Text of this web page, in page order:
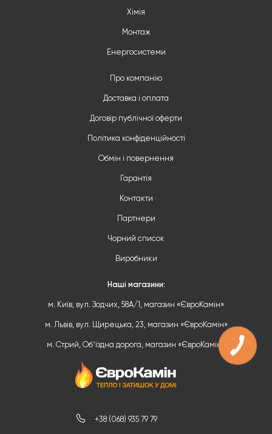
+38 (068) 935 79 79
Хімія
Монтаж
Енергосистеми
Про компанію
Доставка і оплата
Договір публічної оферти
Політика конфіденційності
Обмін і повернення
Гарантія
Контакти
Партнери
Чорний список
Виробники
Наші магазини:
м. Київ, вул. Зодчих, 58А/1, магазин «ЄвроКамін»
м. Львів, вул. Щирецька, 23, магазин «ЄвроКамін»
м. Стрий, Обʼїздна дорога, магазин «ЄвроКамін»